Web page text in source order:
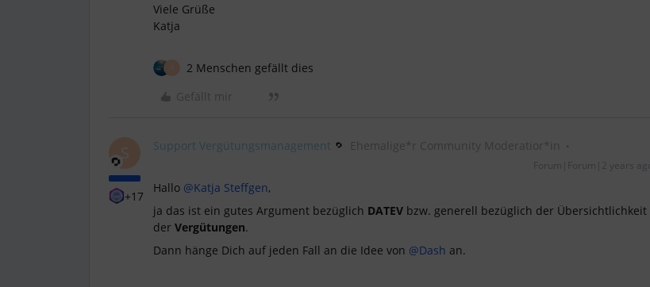
Viele Grüße
Katja
2 Menschen gefällt dies
Gefällt mir
S
+17
Support Vergütungsmanagement Ehemalige*r Community Moderatior*in
Forum|Forum|2 years ago
Hallo @Katja Steffgen,
ja das ist ein gutes Argument bezüglich DATEV bzw. generell bezüglich der Übersichtlichkeit
der Vergütungen.
Dann hänge Dich auf jeden Fall an die Idee von @Dash an.